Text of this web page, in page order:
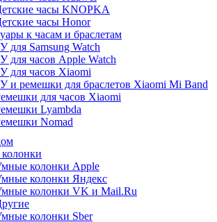
часы KNOPKA
часы Honor
к часам и браслетам
для Samsung Watch
для часов Apple Watch
для часов Xiaomi
и ремешки для браслетов Xiaomi Mi Band
для часов Xiaomi
Lyambda
Nomad
колонки Apple
колонки Яндекс
колонки VK и Mail.Ru
колонки Sber